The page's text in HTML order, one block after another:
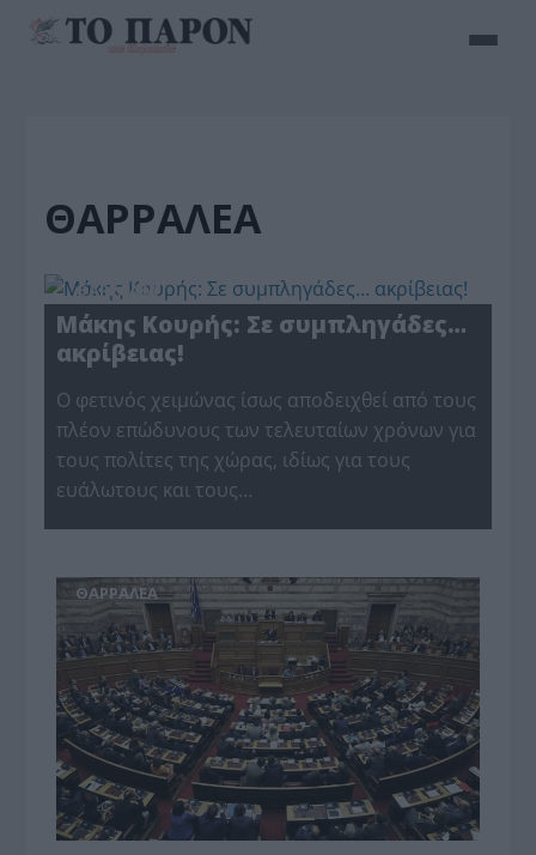
ΘΑΡΡΑΛΕΑ
ΘΑΡΡΑΛΕΑ
Μάκης Κουρής: Σε συμπληγάδες…
ακρίβειας!
Ο φετινός χειμώνας ίσως αποδειχθεί από τους
πλέον επώδυνους των τελευταίων χρόνων για
τους πολίτες της χώρας, ιδίως για τους
ευάλωτους και τους…
ΘΑΡΡΑΛΕΑ